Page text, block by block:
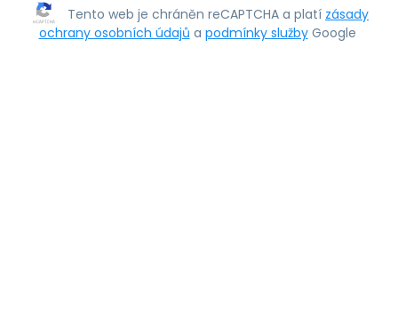
Tento web je chráněn reCAPTCHA a platí zásady
ochrany osobních údajů a podmínky služby Google